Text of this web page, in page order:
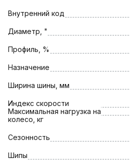
Внутренний код
Диаметр, "
Профиль, %
Назначение
Ширина шины, мм
Индекс скорости
Максимальная нагрузка на
колесо, кг
Сезонность
Шипы